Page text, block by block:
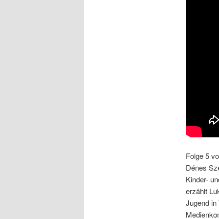
Folge 5
Dénes
Kinder-
erzählt
Jugend in